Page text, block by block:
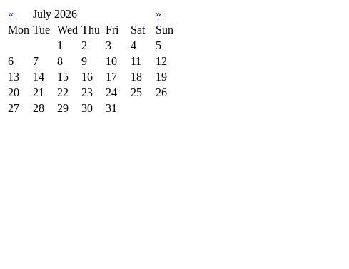
« July 2026
»
Mon Tue Wed Thu Fri Sat
Sun
1
2 3 4
5
6
7 8 9 10 11
12
13
14 15 16 17 18
19
20
21 22 23 24 25
26
27
28 29 30 31